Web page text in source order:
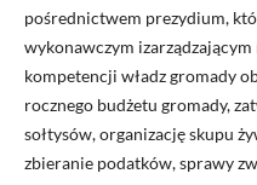
pośrednictwem prezydium,
wykonawczym
kompetencji władz gromady
rocznego budżetu gromady,
sołtysów, organizację skupu
zbieranie podatków, sprawy